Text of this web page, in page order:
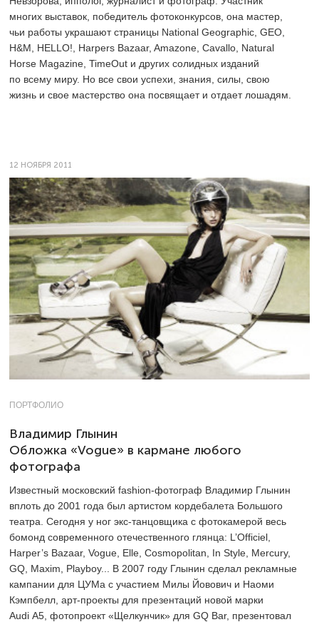
многих выставок, победитель фотоконкурсов, она мастер,
чьи работы украшают страницы National Geographic, GEO,
Н&М, HELLO!, Harpers Bazaar, Amazone, Cavallo, Natural
Horse Magazine, TimeOut и других солидных изданий
по всему миру. Но все свои успехи, знания, силы, свою
жизнь и свое мастерство она посвящает и отдает лошадям.
12 НОЯБРЯ 2011
ПОРТФОЛИО
Владимир Глынин
Обложка «Vogue» в кармане любого
фотографа
Известный московский fashion-фотограф Владимир Глынин
вплоть до 2001 года был артистом кордебалета Большого
театра. Сегодня у ног экс-танцовщика с фотокамерой весь
бомонд современного отечественного глянца: L’Officiel,
Harper’s Bazaar, Vogue, Elle, Cosmopolitan, In Style, Mercury,
GQ, Maxim, Playboy... В 2007 году Глынин сделал рекламные
кампании для ЦУМа с участием Милы Йовович и Наоми
Кэмпбелл, арт-проекты для презентаций новой марки
Audi A5, фотопроект «Щелкунчик» для GQ Bar, презентовал